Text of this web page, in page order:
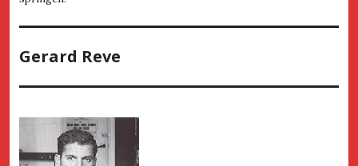
Gerard Reve